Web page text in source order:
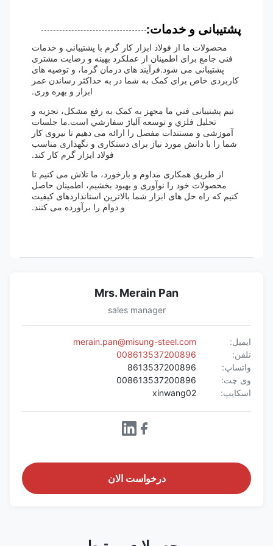
پشتیبانی و خدمات:
محصولات ما از فولاد ابزار کار گرم با پشتیبانی و خدمات
فنی جامع برای اطمینان از عملکرد بهینه و رضایت مشتری
پشتیبانی می شود.فرآیند های درمان گرما، و توصیه های
کاربردی خاص برای کمک به شما در به حداکثر رساندن عمر
ابزار و بهره وری.
تيم پشتیبانی فني ما مجهز به کمک به رفع مشکل، تجزیه و
تحلیل فلزي و توسعه آلياژ سفارشي است.ما جلسات
آموزشی و مستندات مفصل را ارائه می دهیم تا نیروی کار
شما را با دانش مورد نیاز برای دستکاری و نگهداری مناسب
فولاد ابزار گرم کار کند.
از طریق همکاری مداوم و بازخورد، ما تلاش می کنیم تا
محصولات خود را نوآوری و بهبود بخشیم، اطمینان حاصل
کنیم که راه حل های ابزار شما بالاترین استانداردهای کیفیت
و دوام را برآورده می کنند.
Mrs. Merain Pan
sales manager
ایمیل:
merain.pan@misung-steel.com
008613537200896
واتساپ:
8613537200896
وی چت:
008613537200896
اسکایپ:
xinwang02
درخواست الان